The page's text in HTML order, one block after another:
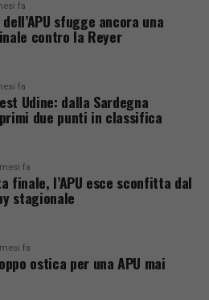
fa
sfugge ancora una
contro la Reyer
fa
Udine: dalla Sardegna
due punti in classifica
fa
finale, l’APU esce sconfitta dal
stagionale
fa
ostica per una APU mai